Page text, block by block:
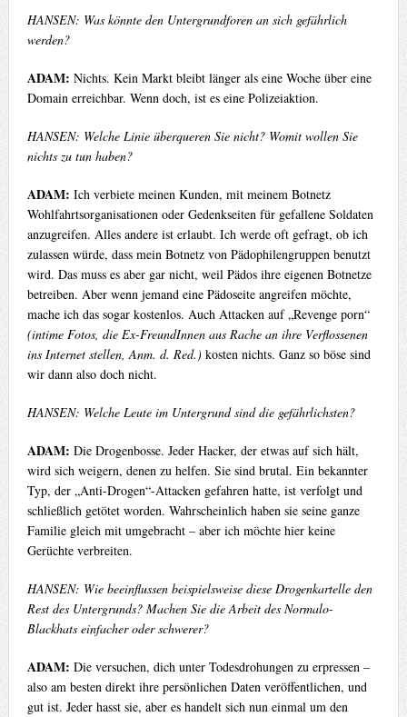
HANSEN: Was könnte den Untergrundforen an sich gefährlich
werden?
ADAM: Nichts. Kein Markt bleibt länger als eine Woche über eine
Domain erreichbar. Wenn doch, ist es eine Polizeiaktion.
HANSEN: Welche Linie überqueren Sie nicht? Womit wollen Sie
nichts zu tun haben?
ADAM: Ich verbiete meinen Kunden, mit meinem Botnetz
Wohlfahrtsorganisationen oder Gedenkseiten für gefallene Soldaten
anzugreifen. Alles andere ist erlaubt. Ich werde oft gefragt, ob ich
zulassen würde, dass mein Botnetz von Pädophilengruppen benutzt
wird. Das muss es aber gar nicht, weil Pädos ihre eigenen Botnetze
betreiben. Aber wenn jemand eine Pädoseite angreifen möchte,
mache ich das sogar kostenlos. Auch Attacken auf „Revenge porn“
(intime Fotos, die Ex-FreundInnen aus Rache an ihre Verflossenen
ins Internet stellen, Anm. d. Red.) kosten nichts. Ganz so böse sind
wir dann also doch nicht.
HANSEN: Welche Leute im Untergrund sind die gefährlichsten?
ADAM: Die Drogenbosse. Jeder Hacker, der etwas auf sich hält,
wird sich weigern, denen zu helfen. Sie sind brutal. Ein bekannter
Typ, der „Anti-Drogen“-Attacken gefahren hatte, ist verfolgt und
schließlich getötet worden. Wahrscheinlich haben sie seine ganze
Familie gleich mit umgebracht – aber ich möchte hier keine
Gerüchte verbreiten.
HANSEN: Wie beeinflussen beispielsweise diese Drogenkartelle den
Rest des Untergrunds? Machen Sie die Arbeit des Normalo-
Blackhats einfacher oder schwerer?
ADAM: Die versuchen, dich unter Todesdrohungen zu erpressen –
also am besten direkt ihre persönlichen Daten veröffentlichen, und
gut ist. Jeder hasst sie, aber es handelt sich nun einmal um den